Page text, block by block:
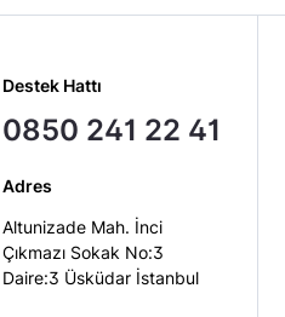
Destek Hattı
0850 241 22 41
Adres
Altunizade Mah. İnci
Çıkmazı Sokak No:3
Daire:3 Üsküdar İstanbul